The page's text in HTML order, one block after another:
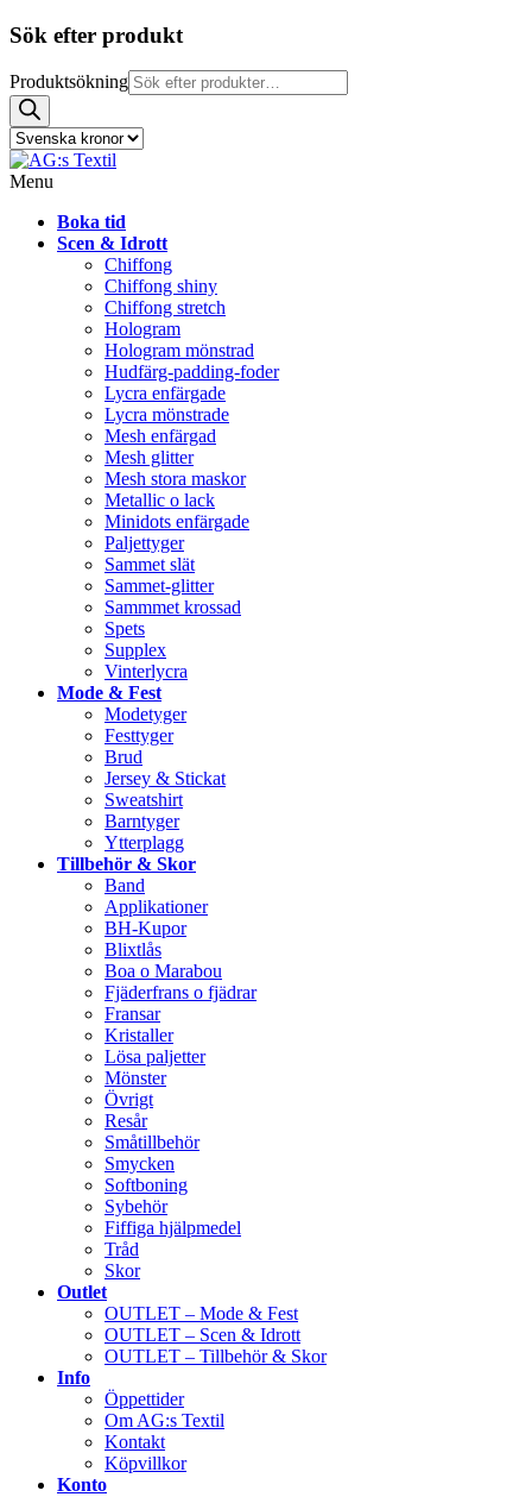
Sök efter produkt
Produktsökning
Menu
Boka tid
Scen & Idrott
Chiffong
Chiffong shiny
Chiffong stretch
Hologram
Hologram mönstrad
Hudfärg-padding-foder
Lycra enfärgade
Lycra mönstrade
Mesh enfärgad
Mesh glitter
Mesh stora maskor
Metallic o lack
Minidots enfärgade
Paljettyger
Sammet slät
Sammet-glitter
Sammmet krossad
Spets
Supplex
Vinterlycra
Mode & Fest
Modetyger
Festtyger
Brud
Jersey & Stickat
Sweatshirt
Barntyger
Ytterplagg
Tillbehör & Skor
Band
Applikationer
BH-Kupor
Blixtlås
Boa o Marabou
Fjäderfrans o fjädrar
Fransar
Kristaller
Lösa paljetter
Mönster
Övrigt
Resår
Småtillbehör
Smycken
Softboning
Sybehör
Fiffiga hjälpmedel
Tråd
Skor
Outlet
OUTLET – Mode & Fest
OUTLET – Scen & Idrott
OUTLET – Tillbehör & Skor
Info
Öppettider
Om AG:s Textil
Kontakt
Köpvillkor
Konto